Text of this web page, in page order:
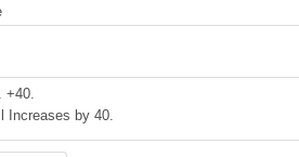
+40.
Increases by 40.